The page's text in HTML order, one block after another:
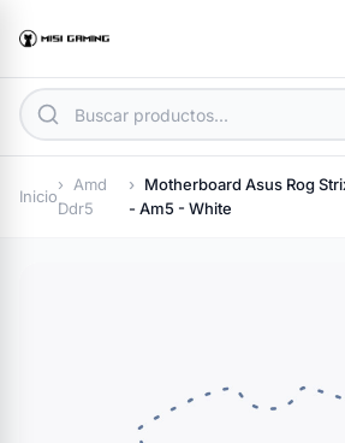
Inicio
Amd
Ddr5
Motherboard Asus Rog
- Am5 - White